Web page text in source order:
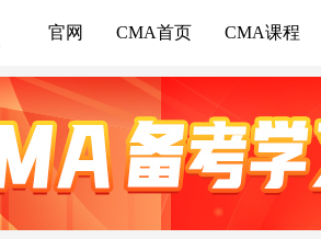
官网 CMA首页 CMA课程